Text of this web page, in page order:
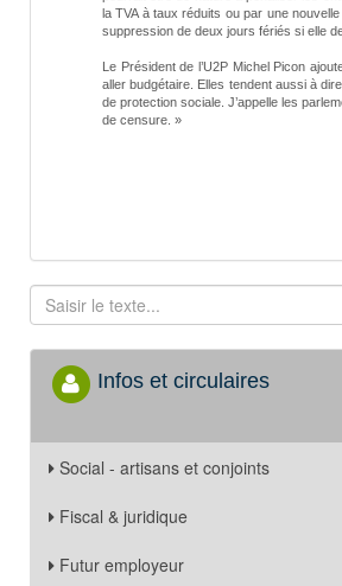
la TVA à taux réduits ou par une
suppression de deux jours fériés si elle
Le Président de l’U2P Michel Picon
aller budgétaire. Elles tendent aussi à
de protection sociale. J’appelle les
de censure. »
Infos et circulaires
Social - artisans et conjoints
Fiscal & juridique
Futur employeur